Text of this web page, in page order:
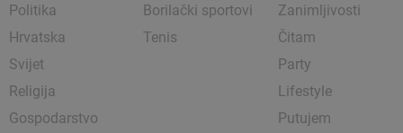
Politika
Hrvatska
Svijet
Religija
Gospodarstvo
Borilački sportovi
Tenis
Zanimljivosti
Čitam
Party
Lifestyle
Putujem